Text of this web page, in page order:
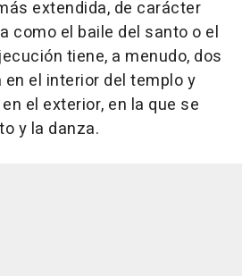
extendida, de carácter
como el baile del santo o el
tiene, a menudo, dos
el interior del templo y
el exterior, en la que se
y la danza.